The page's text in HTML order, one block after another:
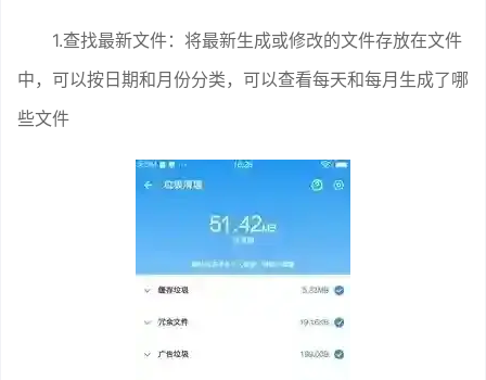
1.查找最新文件：将最新生成或修改的文件存放在文件
中，可以按日期和月份分类，可以查看每天和每月生成了哪
些文件